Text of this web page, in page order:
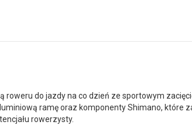
do jazdy na co dzień ze sportowym
ramę oraz komponenty Shimano, które
rowerzysty.